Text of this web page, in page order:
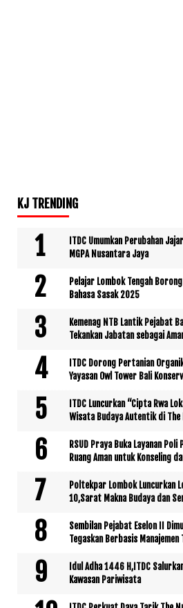
KJ TRENDING
ITDC Umumkan Perubahan
MGPA Nusantara Jaya
Pelajar Lombok Tengah
Bahasa Sasak 2025
Kemenag NTB Lantik Pejabat
Tekankan Jabatan sebagai
ITDC Dorong Pertanian
Yayasan Owl Tower Bali
ITDC Luncurkan “Cipta Rwa
Wisata Budaya Autentik di The
RSUD Praya Buka Layanan
Ruang Aman untuk Konseling
Poltekpar Lombok Luncurkan
10,Sarat Makna Budaya dan
Sembilan Pejabat Eselon II
Tegaskan Berbasis Manajemen
Idul Adha 1446 H,ITDC
Kawasan Pariwisata